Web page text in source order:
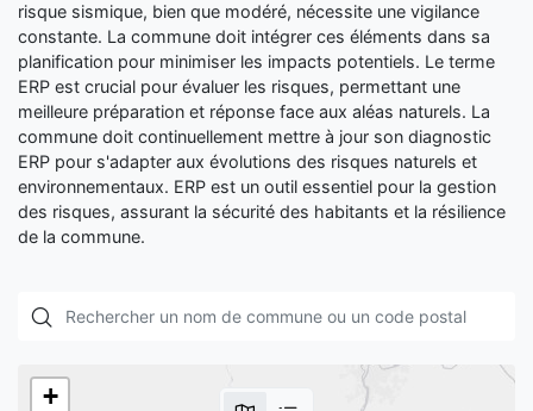
risque sismique, bien que modéré, nécessite une vigilance
constante. La commune doit intégrer ces éléments dans sa
planification pour minimiser les impacts potentiels. Le terme
ERP est crucial pour évaluer les risques, permettant une
meilleure préparation et réponse face aux aléas naturels. La
commune doit continuellement mettre à jour son diagnostic
ERP pour s'adapter aux évolutions des risques naturels et
environnementaux. ERP est un outil essentiel pour la gestion
des risques, assurant la sécurité des habitants et la résilience
de la commune.
+